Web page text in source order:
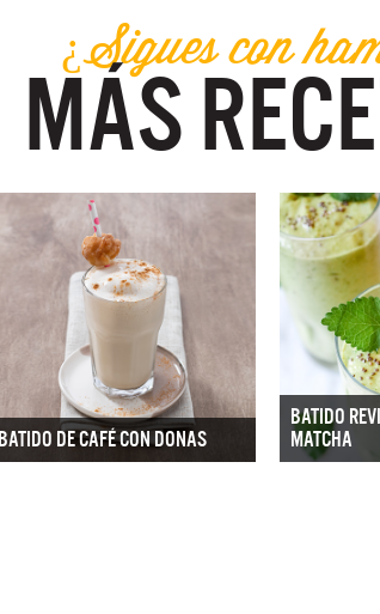
¿Sigues con
MÁS
BATIDO DE CAFÉ CON DONAS
BATIDO
MATCHA